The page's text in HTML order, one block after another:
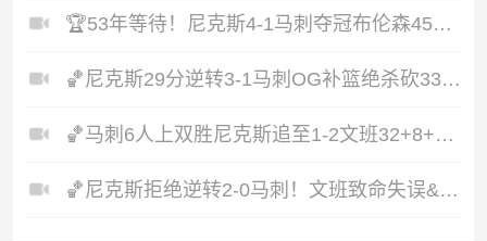
🏆53年等待！尼克斯4-1马刺夺冠布伦森45分唐斯6犯文班19+14
🏀尼克斯29分逆转3-1马刺OG补篮绝杀砍33分福克斯连续犯错
🏀马刺6人上双胜尼克斯追至1-2文班32+8+6大头32分&末节12分
🏀尼克斯拒绝逆转2-0马刺！文班致命失误&失绝杀唐斯21+13